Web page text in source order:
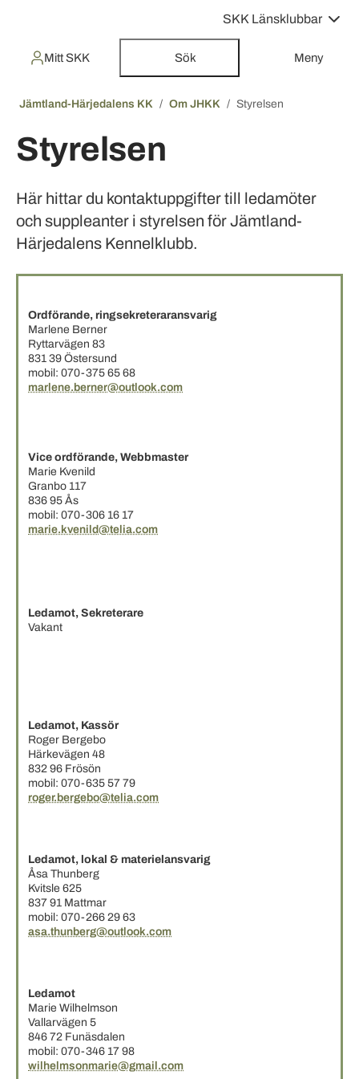
SKK Länsklubbar
Mitt SKK Sök Meny
Jämtland-Härjedalens KK Om JHKK Styrelsen
Styrelsen
Här hittar du kontaktuppgifter till ledamöter
och suppleanter i styrelsen för Jämtland-
Härjedalens Kennelklubb.
Ordförande, ringsekreteraransvarig
Marlene Berner
Ryttarvägen 83
831 39 Östersund
mobil: 070-375 65 68
marlene.berner@outlook.com
Vice ordförande, Webbmaster
Marie Kvenild
Granbo 117
836 95 Ås
mobil: 070-306 16 17
marie.kvenild@telia.com
Ledamot, Sekreterare
Vakant
Ledamot, Kassör
Roger Bergebo
Härkevägen 48
832 96 Frösön
mobil: 070-635 57 79
roger.bergebo@telia.com
Ledamot, lokal & materielansvarig
Åsa Thunberg
Kvitsle 625
837 91 Mattmar
mobil: 070-266 29 63
asa.thunberg@outlook.com
Ledamot
Marie Wilhelmson
Vallarvägen 5
846 72 Funäsdalen
mobil: 070-346 17 98
wilhelmsonmarie@gmail.com